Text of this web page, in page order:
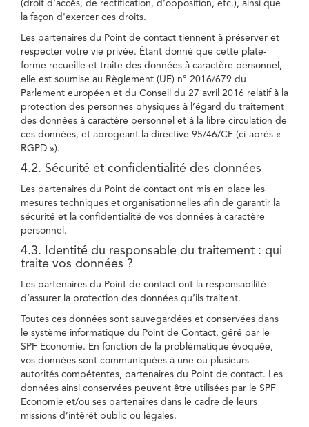
(droit d'accès, de rectification, d’opposition, etc.), ainsi que
la façon d'exercer ces droits.
Les partenaires du Point de contact tiennent à préserver et
respecter votre vie privée. Étant donné que cette plate-
forme recueille et traite des données à caractère personnel,
elle est soumise au Règlement (UE) n° 2016/679 du
Parlement européen et du Conseil du 27 avril 2016 relatif à la
protection des personnes physiques à l’égard du traitement
des données à caractère personnel et à la libre circulation de
ces données, et abrogeant la directive 95/46/CE (ci-après «
RGPD »).
4.2. Sécurité et confidentialité des données
Les partenaires du Point de contact ont mis en place les
mesures techniques et organisationnelles afin de garantir la
sécurité et la confidentialité de vos données à caractère
personnel.
4.3. Identité du responsable du traitement : qui
traite vos données ?
Les partenaires du Point de contact ont la responsabilité
d’assurer la protection des données qu’ils traitent.
Toutes ces données sont sauvegardées et conservées dans
le système informatique du Point de Contact, géré par le
SPF Economie. En fonction de la problématique évoquée,
vos données sont communiquées à une ou plusieurs
autorités compétentes, partenaires du Point de contact. Les
données ainsi conservées peuvent être utilisées par le SPF
Economie et/ou ses partenaires dans le cadre de leurs
missions d’intérêt public ou légales.